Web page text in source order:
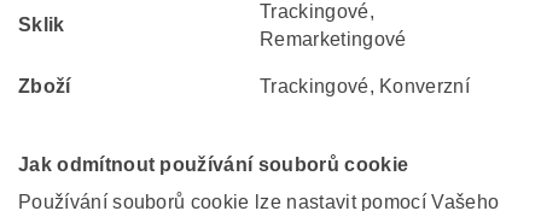
Sklik
Trackingové,
Remarketingové
Zboží Trackingové, Konverzní
Jak odmítnout používání souborů cookie
Používání souborů cookie lze nastavit pomocí Vašeho